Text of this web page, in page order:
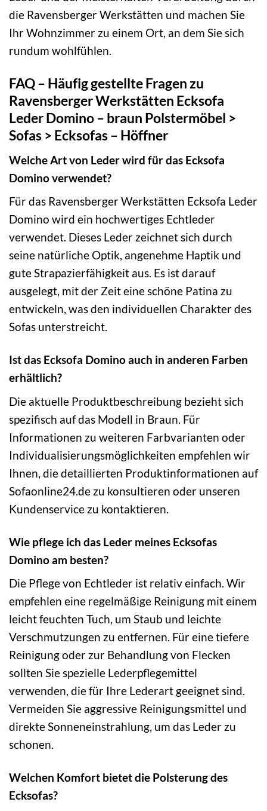
die Ravensberger Werkstätten und machen Sie
Ihr Wohnzimmer zu einem Ort, an dem Sie sich
rundum wohlfühlen.
FAQ – Häufig gestellte Fragen zu
Ravensberger Werkstätten Ecksofa
Leder Domino – braun Polstermöbel >
Sofas > Ecksofas – Höffner
Welche Art von Leder wird für das Ecksofa
Domino verwendet?
Für das Ravensberger Werkstätten Ecksofa Leder
Domino wird ein hochwertiges Echtleder
verwendet. Dieses Leder zeichnet sich durch
seine natürliche Optik, angenehme Haptik und
gute Strapazierfähigkeit aus. Es ist darauf
ausgelegt, mit der Zeit eine schöne Patina zu
entwickeln, was den individuellen Charakter des
Sofas unterstreicht.
Ist das Ecksofa Domino auch in anderen Farben
erhältlich?
Die aktuelle Produktbeschreibung bezieht sich
spezifisch auf das Modell in Braun. Für
Informationen zu weiteren Farbvarianten oder
Individualisierungsmöglichkeiten empfehlen wir
Ihnen, die detaillierten Produktinformationen auf
Sofaonline24.de zu konsultieren oder unseren
Kundenservice zu kontaktieren.
Wie pflege ich das Leder meines Ecksofas
Domino am besten?
Die Pflege von Echtleder ist relativ einfach. Wir
empfehlen eine regelmäßige Reinigung mit einem
leicht feuchten Tuch, um Staub und leichte
Verschmutzungen zu entfernen. Für eine tiefere
Reinigung oder zur Behandlung von Flecken
sollten Sie spezielle Lederpflegemittel
verwenden, die für Ihre Lederart geeignet sind.
Vermeiden Sie aggressive Reinigungsmittel und
direkte Sonneneinstrahlung, um das Leder zu
schonen.
Welchen Komfort bietet die Polsterung des
Ecksofas?